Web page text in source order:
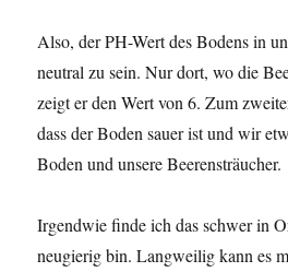
Also, der PH-Wert des Bodens in
neutral zu sein. Nur dort, wo die
zeigt er den Wert von 6. Zum
dass der Boden sauer ist und wir
Boden und unsere Beerensträucher.
Irgendwie finde ich das schwer in
neugierig bin. Langweilig kann es